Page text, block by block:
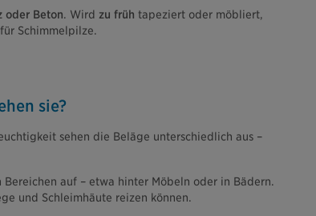
oder Beton. Wird zu früh tapeziert oder möbliert,
Schimmelpilze.
sie?
sehen die Beläge unterschiedlich aus –
auf – etwa hinter Möbeln oder in Bädern.
und Schleimhäute reizen können.